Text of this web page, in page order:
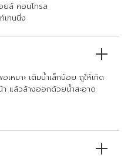
ยล์ คอนโทรล
เทนนิ่ง
หมาะ เติมน้ำเล็กน้อย ถูให้เกิด
แล้วล้างออกด้วยน้ำสะอาด